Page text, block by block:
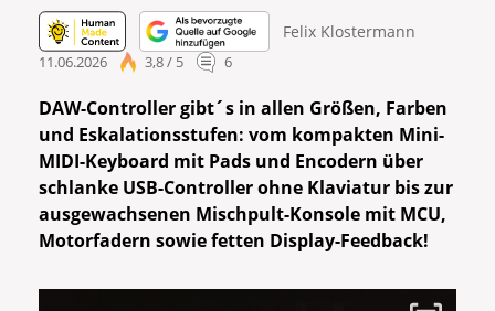
Felix Klostermann
11.06.2026 3,8 / 5 6
DAW-Controller gibt´s in allen Größen, Farben
und Eskalationsstufen: vom kompakten Mini-
MIDI-Keyboard mit Pads und Encodern über
schlanke USB-Controller ohne Klaviatur bis zur
ausgewachsenen Mischpult-Konsole mit MCU,
Motorfadern sowie fetten Display-Feedback!